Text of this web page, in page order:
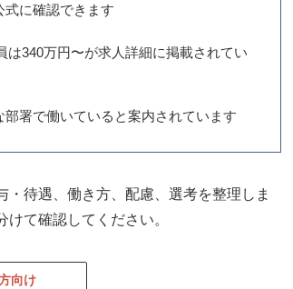
に確認できます
は340万円〜が求人詳細に掲載されてい
署で働いていると案内されています
待遇、働き方、配慮、選考を整理しま
て確認してください。
向け